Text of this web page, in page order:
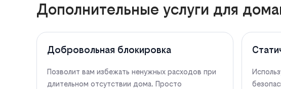
Дополнительные услуги для
Добровольная блокировка
Позволит вам избежать ненужных расходов при
длительном отсутствии дома. Просто